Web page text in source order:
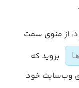
از منوی سمت
بروید که
وب‌سایت خود